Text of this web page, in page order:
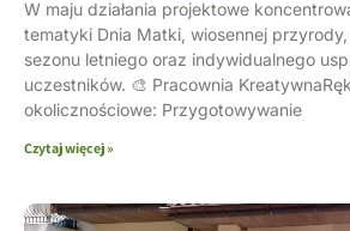
W maju działania projektowe
tematyki Dnia Matki, wiosennej
sezonu letniego oraz indywidualnego
uczestników. 🎨 Pracownia
okolicznościowe: Przygotowywanie
Czytaj więcej »